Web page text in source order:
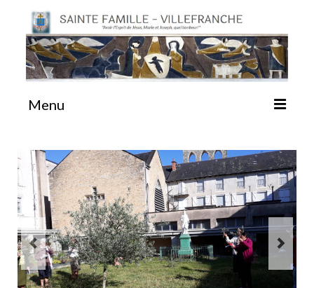
Menu
#87 (pas de titre)
Sainte Emilie
La Congrégation
La Maison-Mère